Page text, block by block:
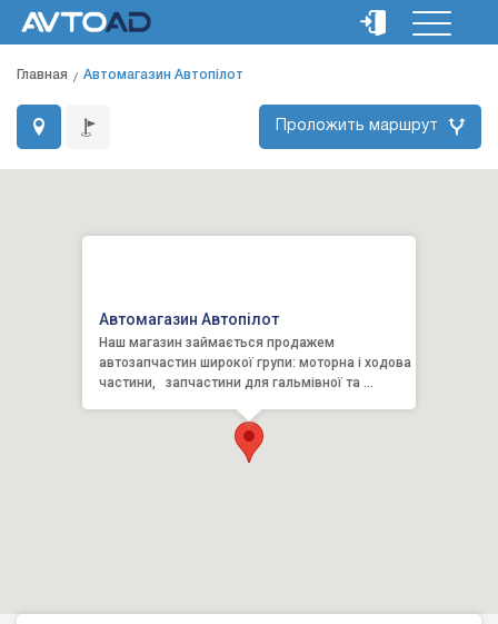
Главная Автомагазин Автопілот
Проложить маршрут
Автомагазин Автопілот
Наш магазин займається продажем
автозапчастин широкої групи: моторна і ходова
частини, запчастини для гальмівної та